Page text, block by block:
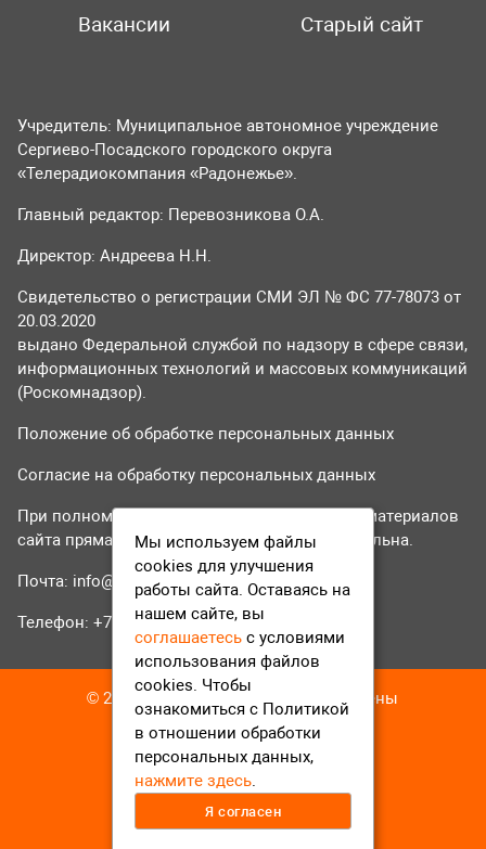
Вакансии
Старый сайт
Учредитель: Муниципальное автономное учреждение
Сергиево-Посадского городского округа
«Телерадиокомпания «Радонежье».
Главный редактор: Перевозникова О.А.
Директор: Андреева Н.Н.
Свидетельство о регистрации СМИ ЭЛ № ФС 77-78073 от
20.03.2020
выдано Федеральной службой по надзору в сфере связи,
информационных технологий и массовых коммуникаций
(Роскомнадзор).
Положение об обработке персональных данных
Согласие на обработку персональных данных
При полном или частичном использовании материалов
сайта прямая гиперссылка на tvr24.tv обязательна.
Почта: info@tvr24.tv
Телефон: +7 (496) 551-04-95
© 2016-2023 ТВР24 Все права защищены
Мы используем файлы
cookies для улучшения
работы сайта. Оставаясь на
нашем сайте, вы
соглашаетесь с условиями
использования файлов
cookies. Чтобы
ознакомиться с Политикой
в отношении обработки
персональных данных,
нажмите здесь.
Я согласен